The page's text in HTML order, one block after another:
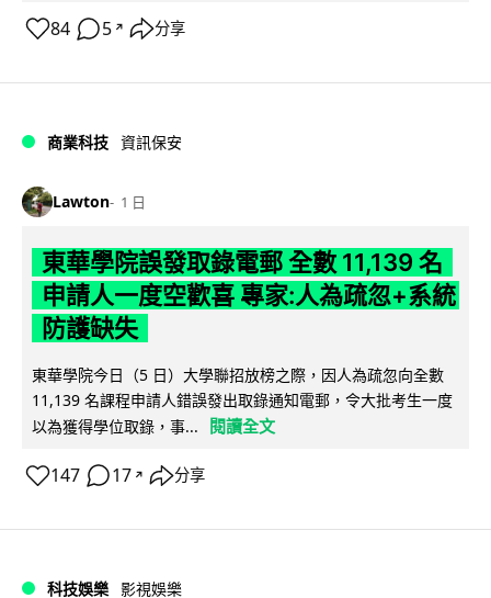
84 5 ↗ 分享
商業科技 資訊保安
Lawton 1 日
東華學院誤發取錄電郵 全數 11,139 名
申請人一度空歡喜 專家:人為疏忽+系統
防護缺失
東華學院今日（5 日）大學聯招放榜之際，因人為疏忽向全數
11,139 名課程申請人錯誤發出取錄通知電郵，令大批考生一度
以為獲得學位取錄，事...
閱讀全文
147 17 ↗ 分享
科技娛樂 影視娛樂